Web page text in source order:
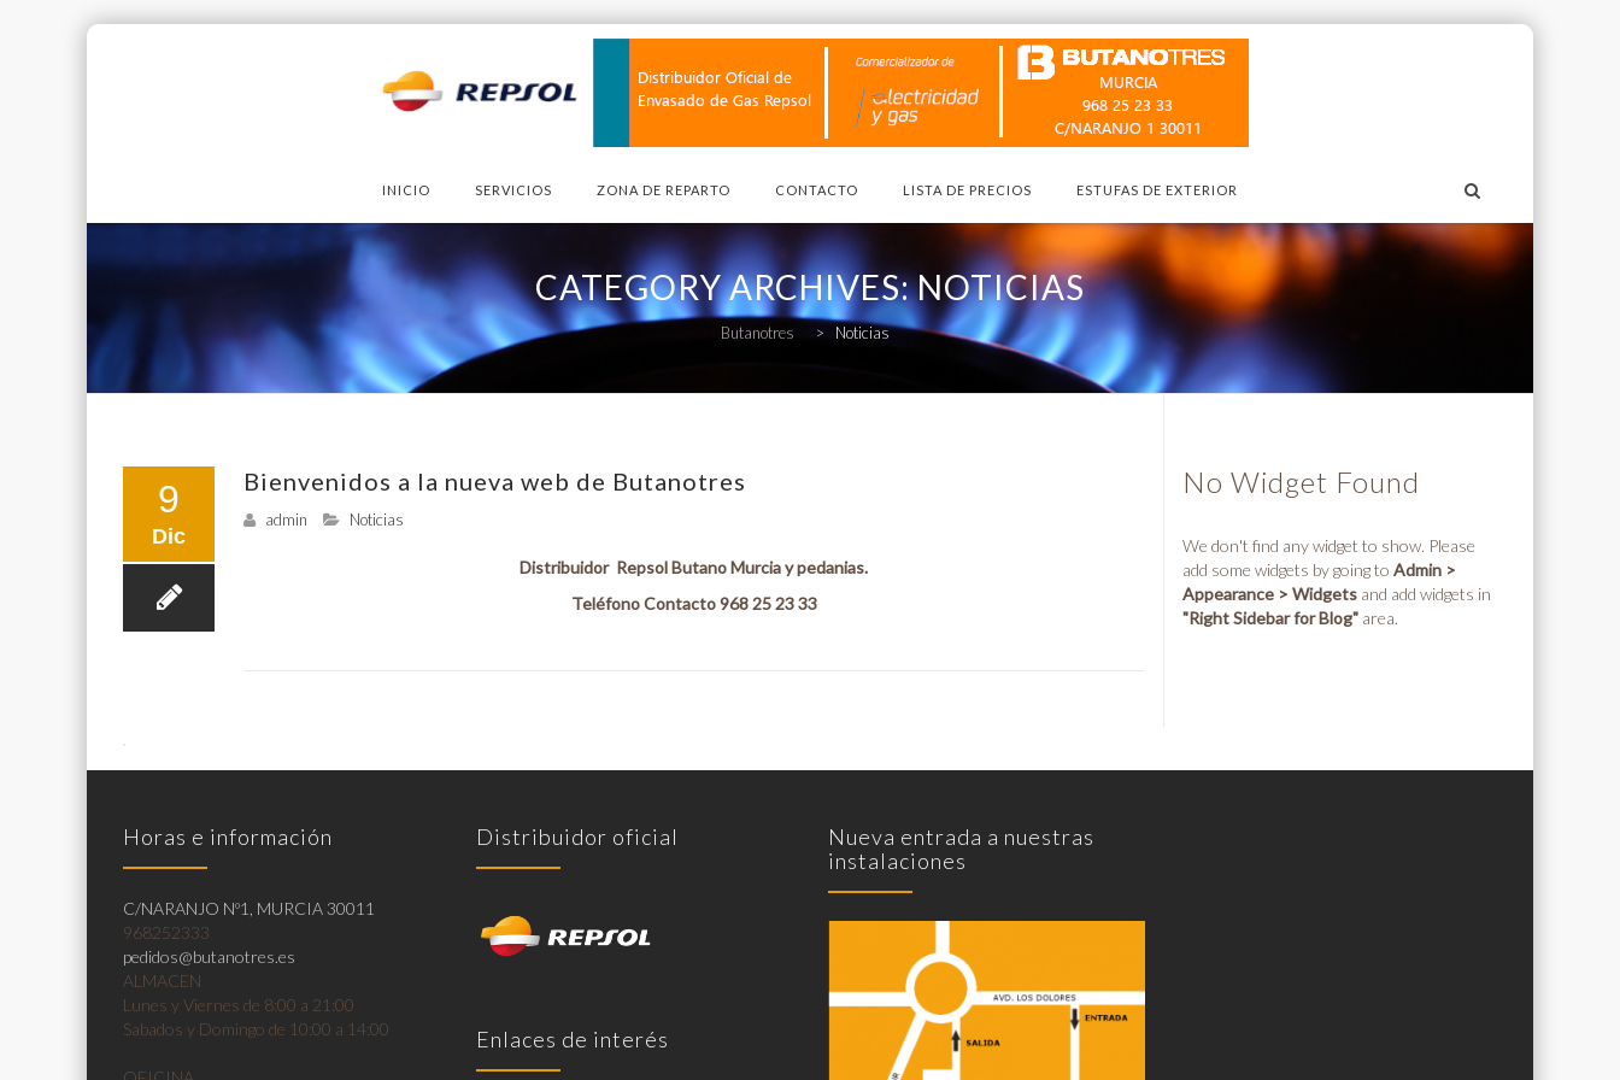
INICIO SERVICIOS ZONA DE REPARTO CONTACTO LISTA DE PRECIOS ESTUFAS DE EXTERIOR
CATEGORY ARCHIVES:NOTICIAS
Butanotres > Noticias
9
Dic
Bienvenidos a la nueva web de Butanotres
admin Noticias
Distribuidor Repsol Butano Murcia y pedanias.
Teléfono Contacto 968 25 23 33
No Widget Found
We don't find any widget to show. Please
add some widgets by going to Admin >
Appearance > Widgetsand add widgets in
"Right Sidebar for Blog"area.
Horas e información
C/NARANJO Nº1, MURCIA 30011
968252333
pedidos@butanotres.es
ALMACEN
Lunes y Viernes de 8:00 a 21:00
Sabados y Domingo de 10:00 a 14:00
Distribuidor oficial
Enlaces de interés
Nueva entrada a nuestras
instalaciones